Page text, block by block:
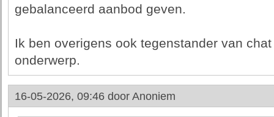
gebalanceerd aanbod geven.
Ik ben overigens ook tegenstander van
onderwerp.
16-05-2026, 09:46 door Anoniem